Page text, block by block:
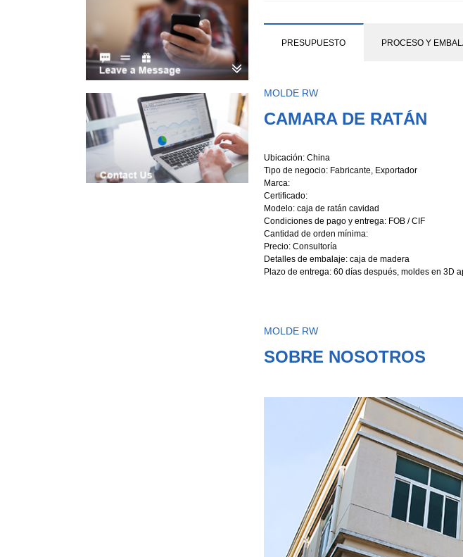
PRESUPUESTO PROCESO Y
MOLDE RW
CAMARA DE RATÁN
Ubicación: China
Tipo de negocio: Fabricante, Exportador
Marca:
Certificado:
Modelo: caja de ratán cavidad
Condiciones de pago y entrega: FOB / CIF
Cantidad de orden mínima:
Precio: Consultoría
Detalles de embalaje: caja de madera
Plazo de entrega: 60 días después, moldes en 3D
MOLDE RW
SOBRE NOSOTROS